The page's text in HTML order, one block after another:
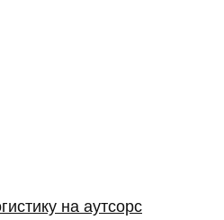
на аутсорс